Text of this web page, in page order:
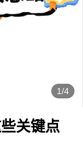
1/4
关键点